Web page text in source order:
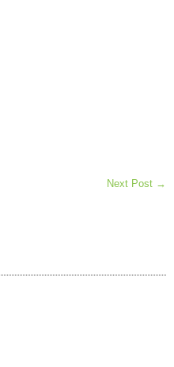
Next Post →